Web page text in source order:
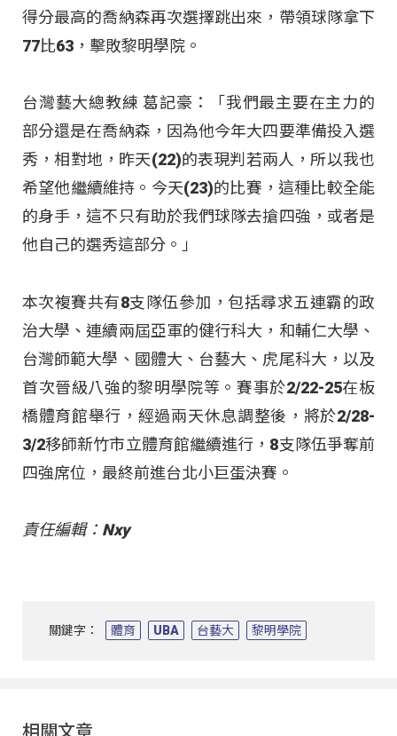
得分最高的喬納森再次選擇跳出來，帶領球隊拿下
77比63，擊敗黎明學院。
台灣藝大總教練 葛記豪：「我們最主要在主力的
部分還是在喬納森，因為他今年大四要準備投入選
秀，相對地，昨天(22)的表現判若兩人，所以我也
希望他繼續維持。今天(23)的比賽，這種比較全能
的身手，這不只有助於我們球隊去搶四強，或者是
他自己的選秀這部分。」
本次複賽共有8支隊伍參加，包括尋求五連霸的政
治大學、連續兩屆亞軍的健行科大，和輔仁大學、
台灣師範大學、國體大、台藝大、虎尾科大，以及
首次晉級八強的黎明學院等。賽事於2/22-25在板
橋體育館舉行，經過兩天休息調整後，將於2/28-
3/2移師新竹市立體育館繼續進行，8支隊伍爭奪前
四強席位，最終前進台北小巨蛋決賽。
責任編輯：Nxy
關鍵字： 體育 UBA 台藝大 黎明學院
相關文章